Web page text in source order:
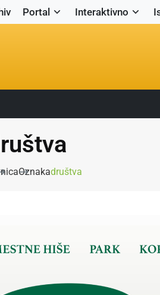
Portal Interaktivno
Oznakadruštva